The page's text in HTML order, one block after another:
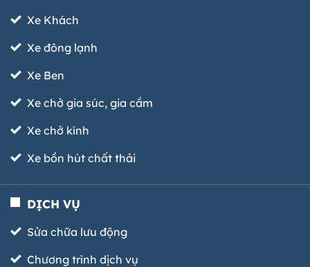
Xe Khách
Xe đông lạnh
Xe Ben
Xe chở gia súc, gia cầm
Xe chở kính
Xe bồn hút chất thải
DỊCH VỤ
Sửa chữa lưu động
Chương trình dịch vụ